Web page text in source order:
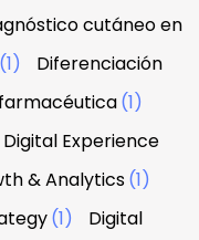
cutáneo en
(1)
Diferenciación
(1)
Digital Experience
& Analytics(1)
(1)
Digital